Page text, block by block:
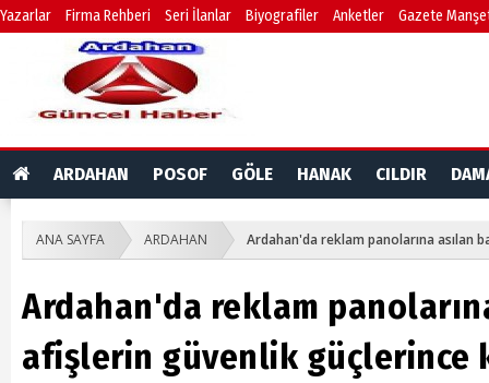
Yazarlar Firma Rehberi Seri İlanlar Biyografiler Anketler Gazete
ARDAHAN POSOF GÖLE HANAK CILDIR
ANA SAYFA ARDAHAN Ardahan'da reklam panolarına asılan
Ardahan'da reklam
afişlerin güvenlik güçlerince